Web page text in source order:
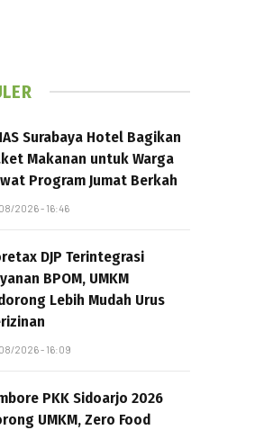
Surabaya Hotel Bagikan
Makanan untuk Warga
Program Jumat Berkah
2026 - 16:46
DJP Terintegrasi
BPOM, UMKM
Lebih Mudah Urus
2026 - 16:09
PKK Sidoarjo 2026
UMKM, Zero Food